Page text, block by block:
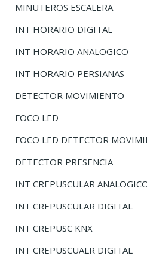
MINUTEROS ESCALERA
INT HORARIO DIGITAL
INT HORARIO ANALOGICO
INT HORARIO PERSIANAS
DETECTOR MOVIMIENTO
FOCO LED
FOCO LED DETECTOR
DETECTOR PRESENCIA
INT CREPUSCULAR
INT CREPUSCULAR DIGITAL
INT CREPUSC KNX
INT CREPUSCUALR DIGITAL